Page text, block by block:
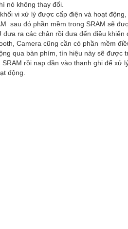
nó không thay đổi.
vi xử lý được cấp điện và hoạt
sau đó phần mềm trong SRAM sẽ
đưa ra các chân rồi đưa đến điều khiển
Camera cũng cần có phần mềm
qua bàn phím, tín hiệu này sẽ được
SRAM rồi nạp dần vào thanh ghi để
động.